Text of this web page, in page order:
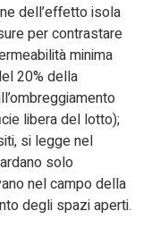
dell’effetto isola
per contrastare
minima
20% della
libera del lotto);
si legge nel
solo
nel campo della
degli spazi aperti.